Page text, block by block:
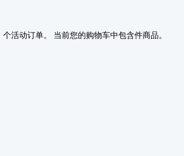
个活动订单。 当前您的购物车中包含件商品。